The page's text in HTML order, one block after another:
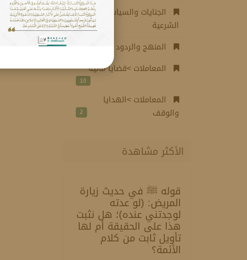
الجنايات والسياسة
الشرعية
3
المنهج والردود
المعاملات >قضايا مالية
10
المعاملات >الهدايا
والوقف
2
الأكثر مشاهدة
قوله ﷺ في حديث زيارة
المريض: (لو عدته
لوجدتني عنده)؛ هل نثبت
هذا على الحقيقة أم لها
تأويل ثابت من كلام
الأئمة؟